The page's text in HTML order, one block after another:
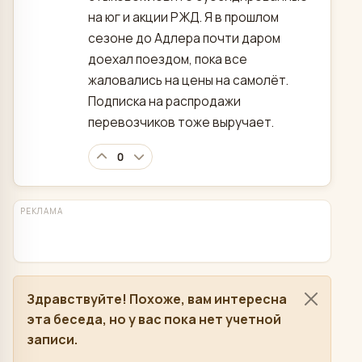
на юг и акции РЖД. Я в прошлом
сезоне до Адлера почти даром
доехал поездом, пока все
жаловались на цены на самолёт.
Подписка на распродажи
перевозчиков тоже выручает.
0
РЕКЛАМА
Здравствуйте! Похоже, вам интересна
эта беседа, но у вас пока нет учетной
записи.